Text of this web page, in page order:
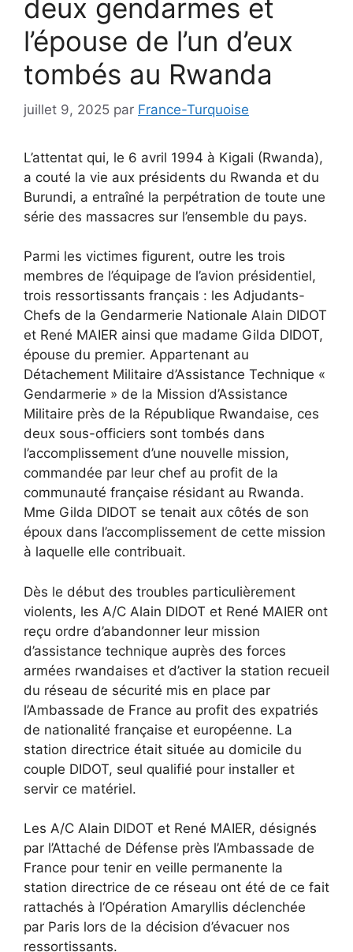
deux gendarmes et
l’épouse de l’un d’eux
tombés au Rwanda
juillet 9, 2025 par France-Turquoise
L’attentat qui, le 6 avril 1994 à Kigali (Rwanda),
a couté la vie aux présidents du Rwanda et du
Burundi, a entraîné la perpétration de toute une
série des massacres sur l’ensemble du pays.
Parmi les victimes figurent, outre les trois
membres de l’équipage de l’avion présidentiel,
trois ressortissants français : les Adjudants-
Chefs de la Gendarmerie Nationale Alain DIDOT
et René MAIER ainsi que madame Gilda DIDOT,
épouse du premier. Appartenant au
Détachement Militaire d’Assistance Technique «
Gendarmerie » de la Mission d’Assistance
Militaire près de la République Rwandaise, ces
deux sous-officiers sont tombés dans
l’accomplissement d’une nouvelle mission,
commandée par leur chef au profit de la
communauté française résidant au Rwanda.
Mme Gilda DIDOT se tenait aux côtés de son
époux dans l’accomplissement de cette mission
à laquelle elle contribuait.
Dès le début des troubles particulièrement
violents, les A/C Alain DIDOT et René MAIER ont
reçu ordre d’abandonner leur mission
d’assistance technique auprès des forces
armées rwandaises et d’activer la station recueil
du réseau de sécurité mis en place par
l’Ambassade de France au profit des expatriés
de nationalité française et européenne. La
station directrice était située au domicile du
couple DIDOT, seul qualifié pour installer et
servir ce matériel.
Les A/C Alain DIDOT et René MAIER, désignés
par l’Attaché de Défense près l’Ambassade de
France pour tenir en veille permanente la
station directrice de ce réseau ont été de ce fait
rattachés à l‘Opération Amaryllis déclenchée
par Paris lors de la décision d’évacuer nos
ressortissants.